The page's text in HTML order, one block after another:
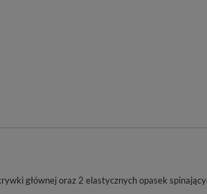
głównej oraz 2 elastycznych opasek